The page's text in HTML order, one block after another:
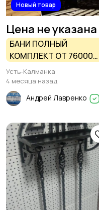
Новый товар
Цена не указана
БАНИ ПОЛНЫЙ
КОМПЛЕКТ ОТ 76000
РУБ И ПИЛОМАТЕРИАЛ
ОТ 6500 РУБ
Усть-Калманка
4 месяца назад
Андрей Лавренко